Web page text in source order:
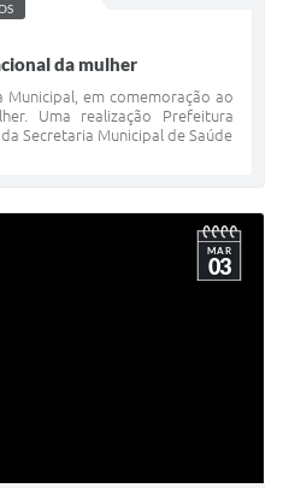
da mulher
Municipal, em comemoração ao
Uma realização Prefeitura
Secretaria Municipal de Saúde
MAR
03